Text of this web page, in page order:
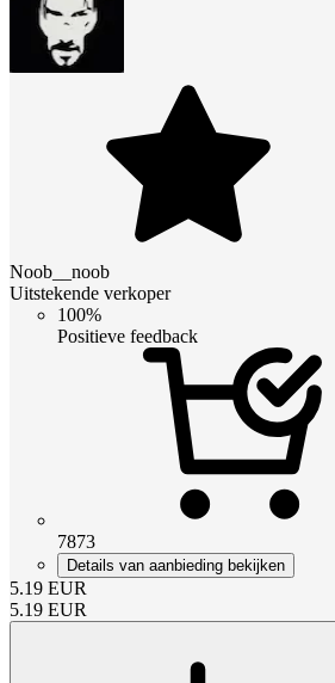
Noob__noob
Uitstekende verkoper
100%
Positieve feedback
7873
Details van aanbieding bekijken
5.19 EUR
5.19 EUR